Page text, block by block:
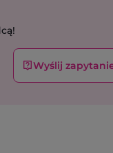
Wyślij